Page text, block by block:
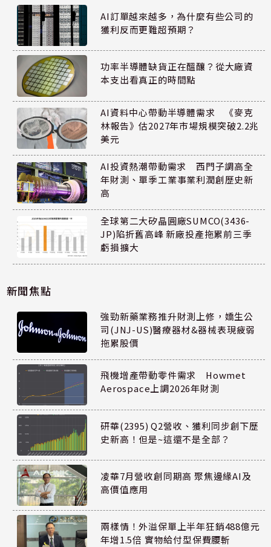
AI訂單越來越多，為什麼有些公司的
獲利反而更難超預期？
功率半導體缺貨正在醞釀？從大廠資
本支出看真正的時間點
AI資料中心帶動半導體需求 《麥克
林報告》估2027年市場規模突破2.2兆
美元
AI投資熱潮帶動需求 西門子調高全
年財測、單季工業事業利潤創歷史新
高
全球第二大矽晶圓廠SUMCO(3436-
JP)陷折舊高峰 新廠投產拖累前三季
虧損擴大
新聞焦點
強勁新藥業務推升財測上修，嬌生公
司(JNJ-US)醫療器材&器械表現疲弱
拖累股價
飛機增產帶動零件需求 Howmet
Aerospace上調2026年財測
研華(2395) Q2營收、獲利同步創下歷
史新高！但是~這還不是全部？
凌華7月營收創同期高 聚焦邊緣AI及
高價值應用
兩樣情！外溢保單上半年狂銷488億元
年增1.5倍 實物給付型保費腰斬